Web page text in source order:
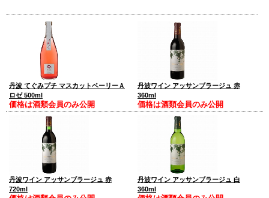
丹波 てぐみプチ マスカットベーリーＡ
ロゼ 500ml
価格は酒類会員のみ公開
丹波ワイン アッサンブラージュ 赤
360ml
価格は酒類会員のみ公開
丹波ワイン アッサンブラージュ 赤
720ml
丹波ワイン アッサンブラージュ 白
360ml